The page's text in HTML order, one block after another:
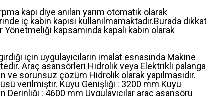
kapı diye anılan yarım otomatik olarak
iç kabin kapısı kullanılmamaktadır.Burada dikkat
kapsamında kapalı kabin olarak
için uygulayıcıların imalat esnasında Makine
Araç asansörleri Hidrolik veya Elektrikli
ve sorunsuz çözüm Hidrolik olarak yapılmasıdır.
verilmiştir. Kuyu Genişliği : 3200 mm Kuyu
: 4600 mm Uygulayıcılar araç asansörü